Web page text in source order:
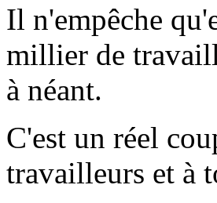
Il n'empêche
millier de
à néant.
C'est un réel
travailleurs et à